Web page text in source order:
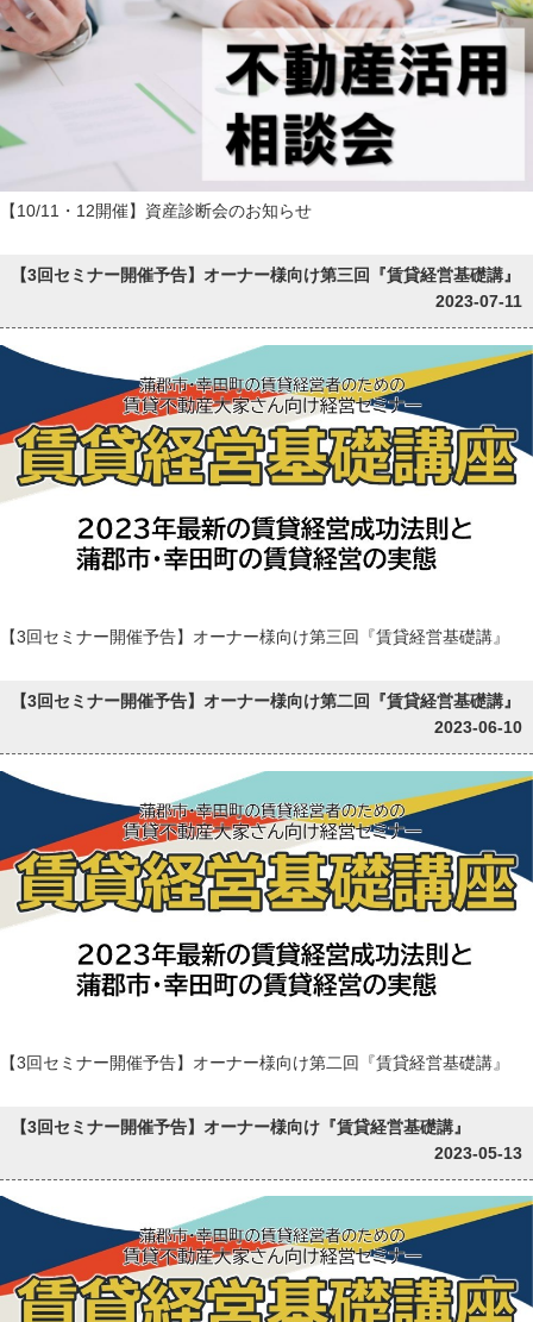
【10/11・12開催】資産診断会のお知らせ
【3回セミナー開催予告】オーナー様向け第三回『賃貸経営基礎講』
2023-07-11
【3回セミナー開催予告】オーナー様向け第三回『賃貸経営基礎講』
【3回セミナー開催予告】オーナー様向け第二回『賃貸経営基礎講』
2023-06-10
【3回セミナー開催予告】オーナー様向け第二回『賃貸経営基礎講』
【3回セミナー開催予告】オーナー様向け『賃貸経営基礎講』
2023-05-13